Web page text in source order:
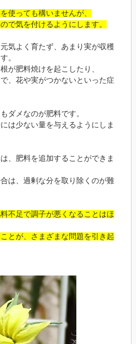
使っても構いませんが、
で気を付けるようにします。
気よく育たず、あまり実が収穫
。
が肥料焼けを起こしたり、
、花や実がつかないといった症
ダメなのが肥料です。
は少ない量を与えるようにしま
、肥料を追加することができま
は、過剰な分を取り除くのが難
不足で調子が悪くなることはほ
とが、さまざまな問題を引き起